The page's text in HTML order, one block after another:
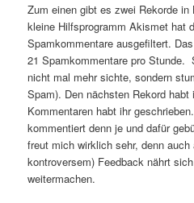
Zum einen gibt es zwei Rekorde
kleine Hilfsprogramm Akismet hat
Spamkommentare ausgefiltert.
21 Spamkommentare pro Stunde.
nicht mal mehr sichte, sondern
Spam). Den nächsten Rekord
Kommentaren habt ihr
kommentiert denn je und dafür
freut mich wirklich sehr, denn
kontroversem) Feedback nährt
weitermachen.